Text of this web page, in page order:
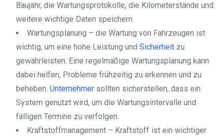
Baujahr, die Wartungsprotokolle, die Kilometerstände und
weitere wichtige Daten speichern.
Wartungsplanung – die Wartung von Fahrzeugen ist
wichtig, um eine hohe Leistung und Sicherheit zu
gewährleisten. Eine regelmäßige Wartungsplanung kann
dabei helfen, Probleme frühzeitig zu erkennen und zu
beheben. Unternehmer sollten sicherstellen, dass ein
System genutzt wird, um die Wartungsintervalle und
fälligen Termine zu verfolgen.
Kraftstoffmanagement – Kraftstoff ist ein wichtiger